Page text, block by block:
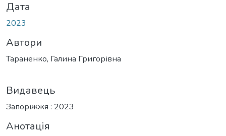
Дата
2023
Автори
Тараненко, Галина Григорівна
Видавець
Запоріжжя : 2023
Анотація